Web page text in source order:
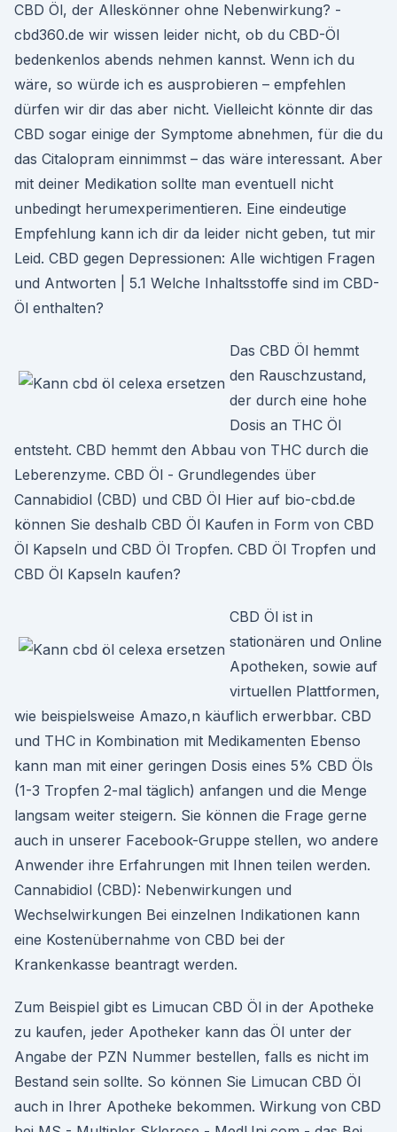
CBD Öl, der Alleskönner ohne Nebenwirkung? -
cbd360.de wir wissen leider nicht, ob du CBD-Öl
bedenkenlos abends nehmen kannst. Wenn ich du
wäre, so würde ich es ausprobieren – empfehlen
dürfen wir dir das aber nicht. Vielleicht könnte dir das
CBD sogar einige der Symptome abnehmen, für die du
das Citalopram einnimmst – das wäre interessant. Aber
mit deiner Medikation sollte man eventuell nicht
unbedingt herumexperimentieren. Eine eindeutige
Empfehlung kann ich dir da leider nicht geben, tut mir
Leid. CBD gegen Depressionen: Alle wichtigen Fragen
und Antworten | 5.1 Welche Inhaltsstoffe sind im CBD-
Öl enthalten?
Das CBD Öl hemmt
den Rauschzustand,
der durch eine hohe
Dosis an THC Öl
entsteht. CBD hemmt den Abbau von THC durch die
Leberenzyme. CBD Öl - Grundlegendes über
Cannabidiol (CBD) und CBD Öl Hier auf bio-cbd.de
können Sie deshalb CBD Öl Kaufen in Form von CBD
Öl Kapseln und CBD Öl Tropfen. CBD Öl Tropfen und
CBD Öl Kapseln kaufen?
CBD Öl ist in
stationären und Online
Apotheken, sowie auf
virtuellen Plattformen,
wie beispielsweise Amazo,n käuflich erwerbbar. CBD
und THC in Kombination mit Medikamenten Ebenso
kann man mit einer geringen Dosis eines 5% CBD Öls
(1-3 Tropfen 2-mal täglich) anfangen und die Menge
langsam weiter steigern. Sie können die Frage gerne
auch in unserer Facebook-Gruppe stellen, wo andere
Anwender ihre Erfahrungen mit Ihnen teilen werden.
Cannabidiol (CBD): Nebenwirkungen und
Wechselwirkungen Bei einzelnen Indikationen kann
eine Kostenübernahme von CBD bei der
Krankenkasse beantragt werden.
Zum Beispiel gibt es Limucan CBD Öl in der Apotheke
zu kaufen, jeder Apotheker kann das Öl unter der
Angabe der PZN Nummer bestellen, falls es nicht im
Bestand sein sollte. So können Sie Limucan CBD Öl
auch in Ihrer Apotheke bekommen. Wirkung von CBD